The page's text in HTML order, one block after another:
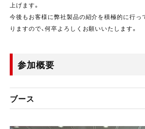
上げます。
今後もお客様に弊社製品の紹介を積極的に行っ
りますので、何卒よろしくお願いいたします。
参加概要
ブース